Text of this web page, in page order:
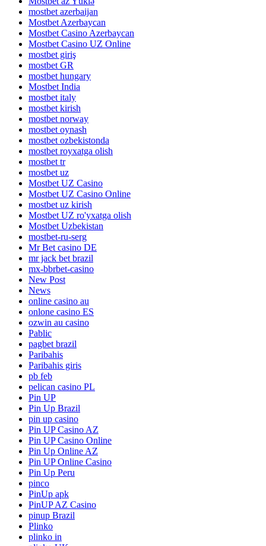
mostbet azerbaijan
Mostbet Azerbaycan
Mostbet Casino Azerbaycan
Mostbet Casino UZ Online
mostbet giriş
mostbet GR
mostbet hungary
Mostbet India
mostbet italy
mostbet kirish
mostbet norway
mostbet oynash
mostbet ozbekistonda
mostbet royxatga olish
mostbet tr
mostbet uz
Mostbet UZ Casino
Mostbet UZ Casino Online
mostbet uz kirish
Mostbet UZ ro'yxatga olish
Mostbet Uzbekistan
mostbet-ru-serg
Mr Bet casino DE
mr jack bet brazil
mx-bbrbet-casino
New Post
News
online casino au
onlone casino ES
ozwin au casino
Pablic
pagbet brazil
Paribahis
Paribahis giris
pb feb
pelican casino PL
Pin UP
Pin Up Brazil
pin up casino
Pin UP Casino AZ
Pin UP Casino Online
Pin Up Online AZ
Pin UP Online Casino
Pin Up Peru
pinco
PinUp apk
PinUP AZ Casino
pinup Brazil
Plinko
plinko in